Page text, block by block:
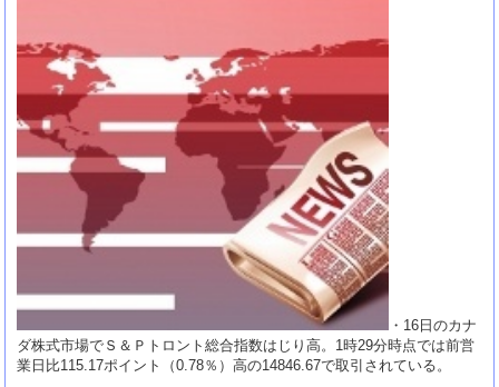
・16日のカナ
ダ株式市場でＳ＆Ｐトロント総合指数はじり高。1時29分時点では前営
業日比115.17ポイント（0.78％）高の14846.67で取引されている。